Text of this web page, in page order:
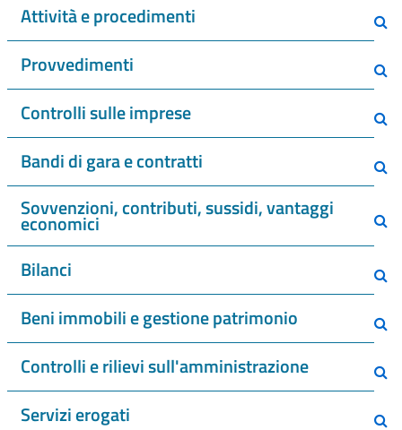
Attività e procedimenti
Provvedimenti
Controlli sulle imprese
Bandi di gara e contratti
Sovvenzioni, contributi, sussidi, vantaggi
economici
Bilanci
Beni immobili e gestione patrimonio
Controlli e rilievi sull'amministrazione
Servizi erogati